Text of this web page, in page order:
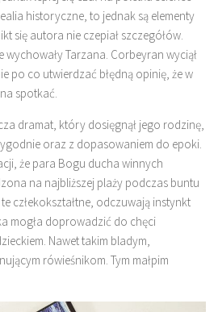
historyczne, to jednak są elementy
się autora nie czepiał szczegółów.
wychowały Tarzana. Corbeyran wyciął
po co utwierdzać błędną opinię, że w
spotkać.
dramat, który dosięgnął jego rodzinę,
oraz z dopasowaniem do epoki.
że para Bogu ducha winnych
na najbliższej plaży podczas buntu
człekokształtne, odczuwają instynkt
mogła doprowadzić do chęci
Nawet takim bladym,
rówieśnikom. Tym małpim